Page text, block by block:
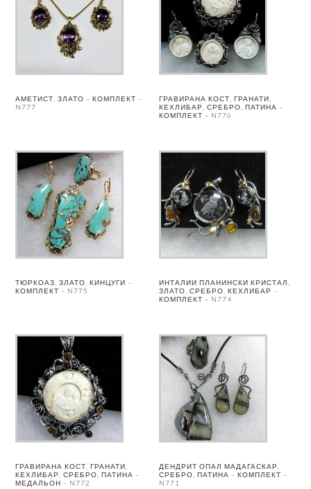
АМЕТИСТ, ЗЛАТО – КОМПЛЕКТ –
N777
ГРАВИРАНА КОСТ, ГРАНАТИ,
КЕХЛИБАР, СРЕБРО, ПАТИНА –
КОМПЛЕКТ – N776
ТЮРКОАЗ, ЗЛАТО, КИНЦУГИ –
КОМПЛЕКТ – N775
ИНТАЛИИ ПЛАНИНСКИ КРИСТАЛ,
ЗЛАТО, СРЕБРО, КЕХЛИБАР –
КОМПЛЕКТ – N774
ГРАВИРАНА КОСТ, ГРАНАТИ,
КЕХЛИБАР, СРЕБРО, ПАТИНА –
МЕДАЛЬОН – N772
ДЕНДРИТ ОПАЛ МАДАГАСКАР,
СРЕБРО, ПАТИНА – КОМПЛЕКТ –
N771